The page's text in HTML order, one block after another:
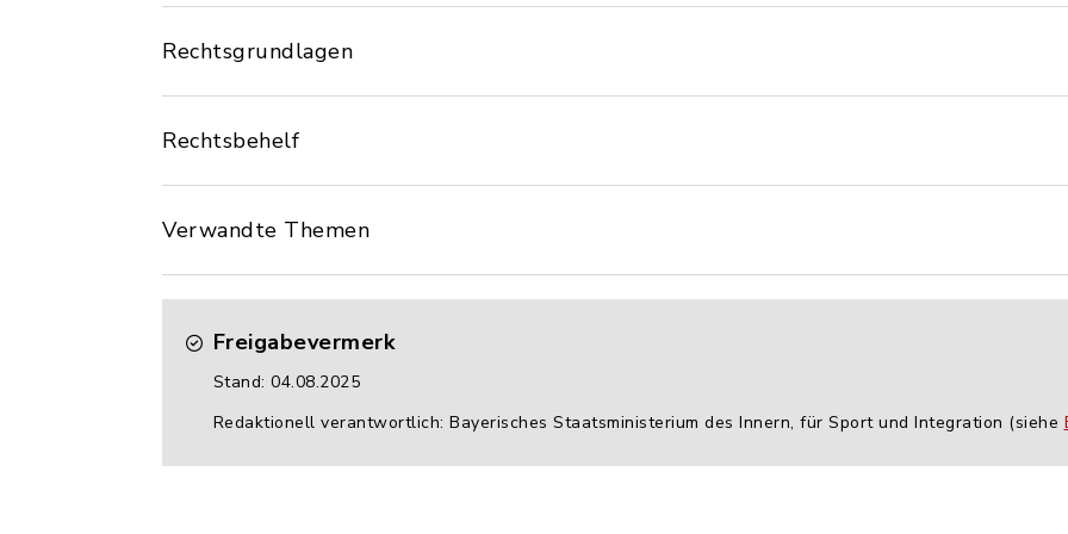
Rechtsgrundlagen
Rechtsbehelf
Verwandte Themen
Freigabevermerk
Stand: 04.08.2025
Redaktionell verantwortlich: Bayerisches Staatsministerium des Innern, für Sport und Integration (siehe